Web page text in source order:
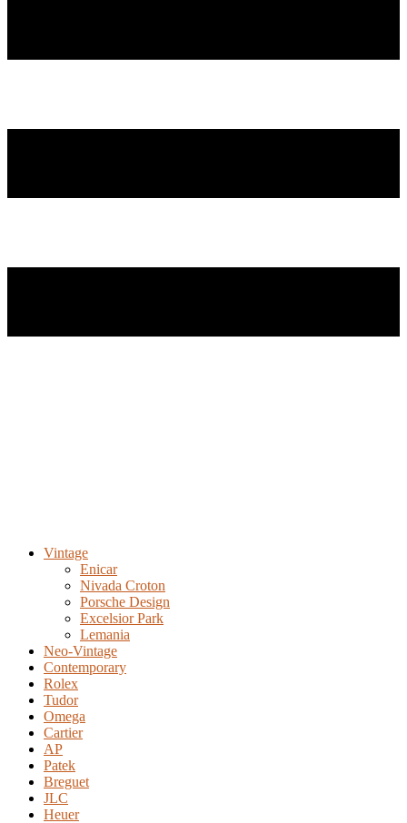
Vintage
Enicar
Nivada Croton
Porsche Design
Excelsior Park
Lemania
Neo-Vintage
Contemporary
Rolex
Tudor
Omega
Cartier
AP
Patek
Breguet
JLC
Heuer